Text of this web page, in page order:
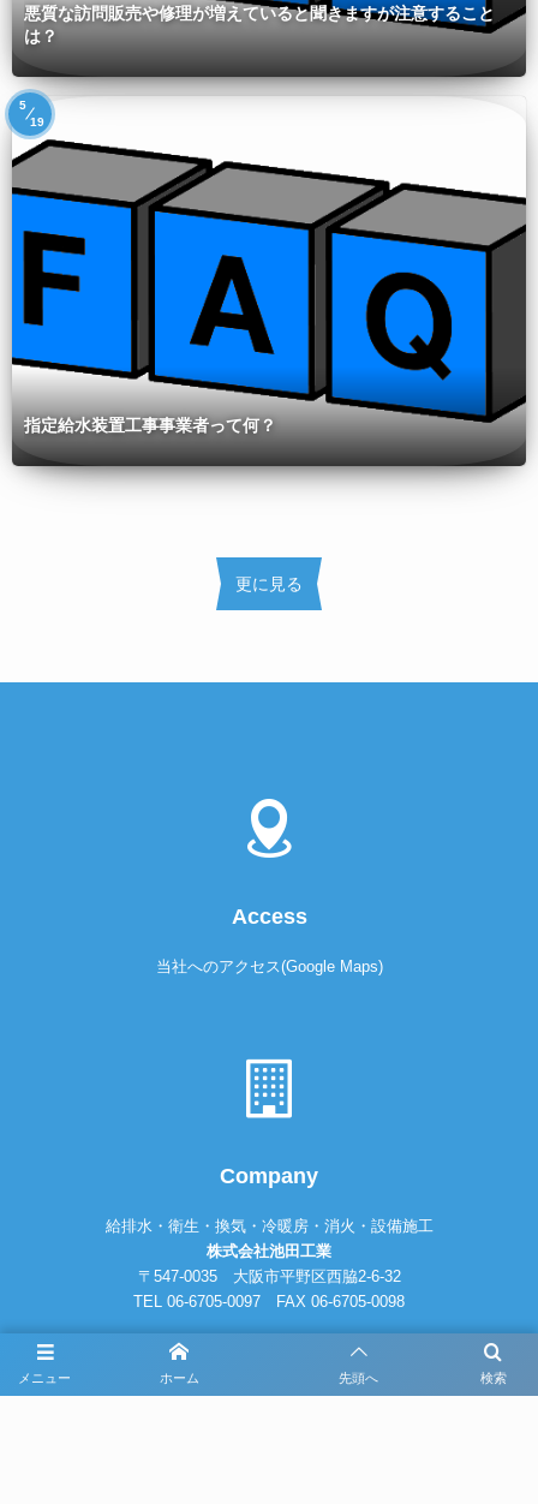
悪質な訪問販売や修理が増えていると聞きますが注意すること
は？
指定給水装置工事事業者って何？
5
19
更に見る
メニュー 検索
ホーム 先頭へ
Access
当社へのアクセス(Google Maps)
Company
給排水・衛生・換気・冷暖房・消火・設備施工
株式会社池田工業
〒547-0035 大阪市平野区西脇2-6-32
TEL 06-6705-0097 FAX 06-6705-0098